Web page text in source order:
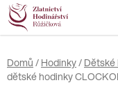
Přejít
na
obsah
Domů / Hodinky/ Dětské
dětské hodinky